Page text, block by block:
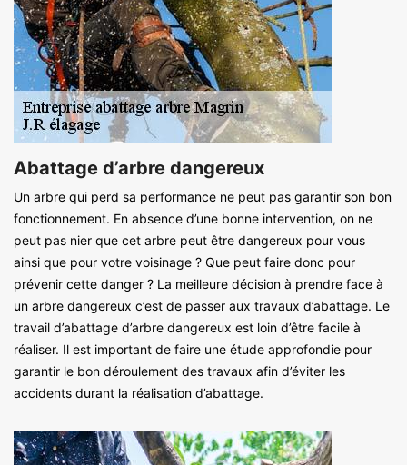
Abattage d’arbre dangereux
Un arbre qui perd sa performance ne peut pas garantir son bon
fonctionnement. En absence d’une bonne intervention, on ne
peut pas nier que cet arbre peut être dangereux pour vous
ainsi que pour votre voisinage ? Que peut faire donc pour
prévenir cette danger ? La meilleure décision à prendre face à
un arbre dangereux c’est de passer aux travaux d’abattage. Le
travail d’abattage d’arbre dangereux est loin d’être facile à
réaliser. Il est important de faire une étude approfondie pour
garantir le bon déroulement des travaux afin d’éviter les
accidents durant la réalisation d’abattage.